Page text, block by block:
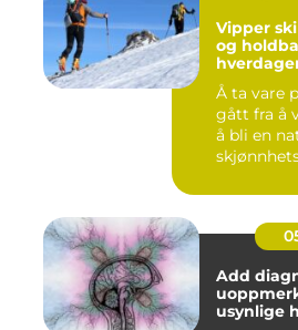
Vipper ski slik får du vakre
og
Å ta vare
gått fra å
å bli en
Add
usynlige